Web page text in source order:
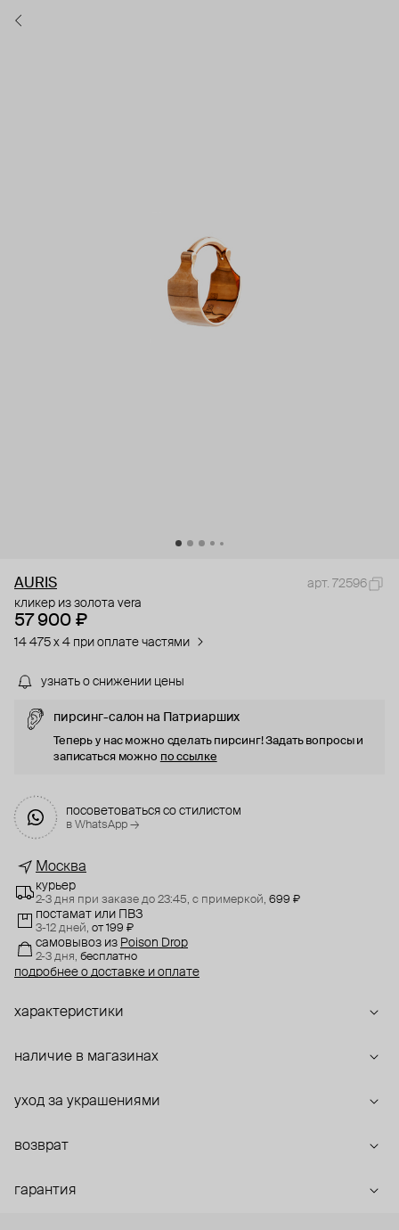
AURIS
арт. 72596
кликер из золота vera
57 900 ₽
14 475 x 4 при оплате частями
узнать о снижении цены
пирсинг-салон на Патриарших
Теперь у нас можно сделать пирсинг! Задать вопросы и
записаться можно по ссылке
посоветоваться со стилистом
в WhatsApp →
Москва
курьер
2-3 дня при заказе до 23:45, с примеркой, 699 ₽
постамат или ПВЗ
3-12 дней, от 199 ₽
самовывоз из Poison Drop
2-3 дня, бесплатно
подробнее о доставке и оплате
характеристики
наличие в магазинах
уход за украшениями
возврат
гарантия